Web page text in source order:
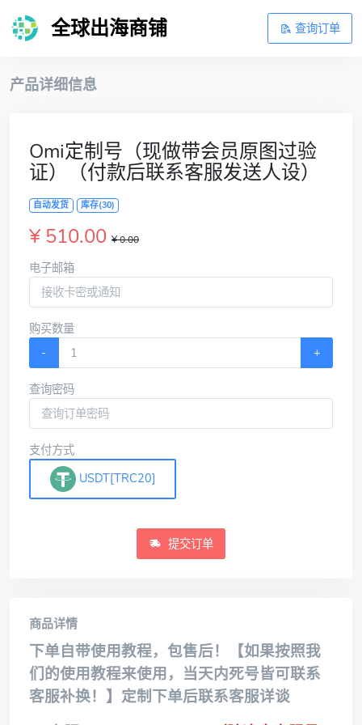
全球出海商铺 查询订单
产品详细信息
Omi定制号（现做带会员原图过验
证）（付款后联系客服发送人设）
自动发货 库存(30)
¥ 510.00 ¥ 0.00
电子邮箱
购买数量
-
+
查询密码
支付方式
USDT[TRC20]
提交订单
商品详情
下单自带使用教程，包售后！【如果按照我
们的使用教程来使用，当天内死号皆可联系
客服补换！】定制下单后联系客服详谈